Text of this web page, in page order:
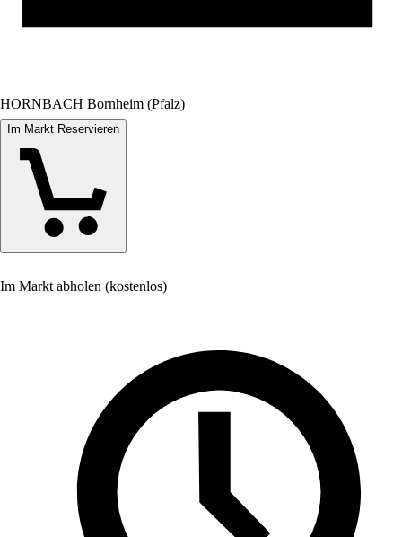
HORNBACH Bornheim (Pfalz)
Im Markt Reservieren
Im Markt abholen (kostenlos)